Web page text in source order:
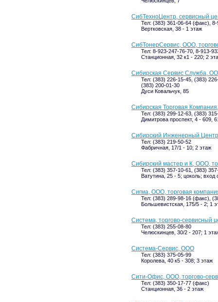
СибТехноЦентр, сервисный
Тел: (383) 361-06-64 (факс),
Вертковская, 38 - 1 этаж
СибТонерСервис, ООО,
Тел: 8-923-247-76-70, 8-913-
Станционная, 32 к1 - 220; 2
Сибирская Сервис Служба,
Тел: (383) 226-15-45, (383)
(383) 200-01-30
Дуси Ковальчук, 85
Сибирская Торговая
Тел: (383) 299-12-63, (383)
Димитрова проспект, 4 - 609,
Сибирский Инженерный
Тел: (383) 219-50-52
Фабричная, 17/1 - 10; 2 этаж
Сибирский мастер и К, ООО,
Тел: (383) 357-10-61, (383)
Ватутина, 25 - 5; цоколь; вход
Сигма, ООО, торговая
Тел: (383) 289-98-16 (факс),
Большевистская, 175/5 - 2; 1
Система, торгово-сервисный
Тел: (383) 255-08-80
Челюскинцев, 30/2 - 207; 1
Система-Сервис, ООО
Тел: (383) 375-05-99
Королева, 40 к5 - 308; 3 этаж
Сити-Офис, ООО, торгово-
Тел: (383) 350-17-77 (факс)
Станционная, 36 - 2 этаж